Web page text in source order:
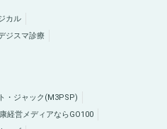
カル
ジスマ診療
・ジャック(M3PSP)
経営メディアならGO100